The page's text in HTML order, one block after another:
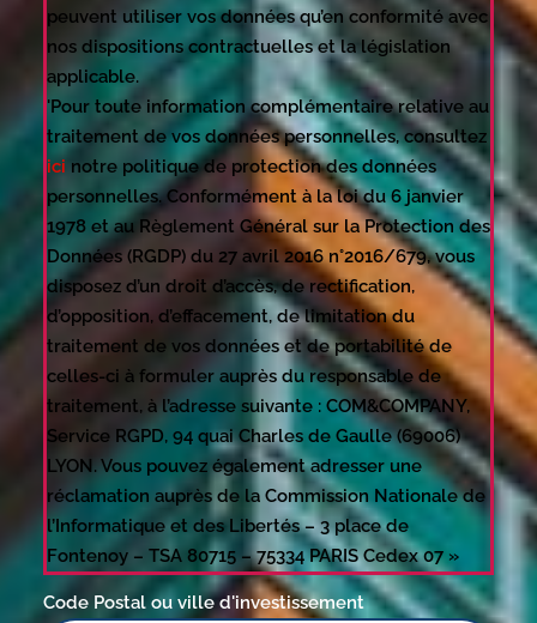
peuvent utiliser vos données qu’en conformité avec
nos dispositions contractuelles et la législation
applicable.
'Pour toute information complémentaire relative au
traitement de vos données personnelles, consultez
ici notre politique de protection des données
personnelles. Conformément à la loi du 6 janvier
1978 et au Règlement Général sur la Protection des
Données (RGDP) du 27 avril 2016 n°2016/679, vous
disposez d’un droit d’accès, de rectification,
d’opposition, d’effacement, de limitation du
traitement de vos données et de portabilité de
celles-ci à formuler auprès du responsable de
traitement, à l’adresse suivante : COM&COMPANY,
Service RGPD, 94 quai Charles de Gaulle (69006)
LYON. Vous pouvez également adresser une
réclamation auprès de la Commission Nationale de
l’Informatique et des Libertés – 3 place de
Fontenoy – TSA 80715 – 75334 PARIS Cedex 07 »
Code Postal ou ville d'investissement